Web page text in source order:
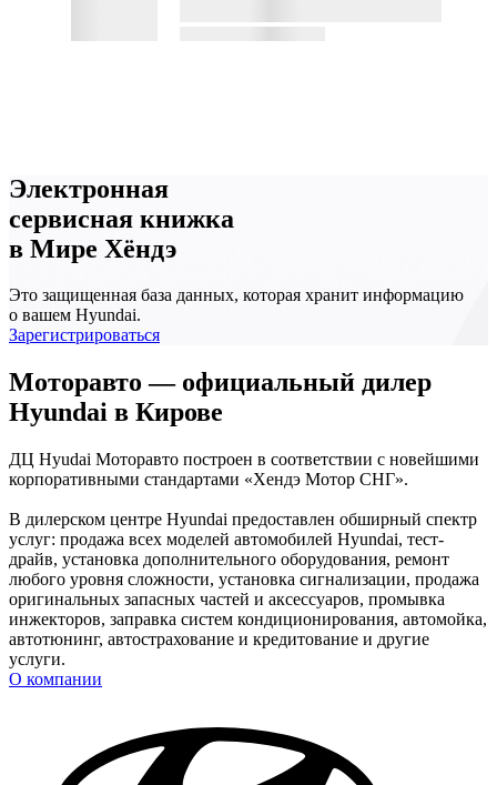
Электронная
сервисная книжка
в Мире Хёндэ
Это защищенная база данных, которая хранит информацию
о вашем Hyundai.
Зарегистрироваться
Моторавто — официальный дилер
Hyundai в Кирове
ДЦ Hyudai Моторавто построен в соответствии с новейшими
корпоративными стандартами «Хендэ Мотор СНГ».
В дилерском центре Hyundai предоставлен обширный спектр
услуг: продажа всех моделей автомобилей Hyundai, тест-
драйв, установка дополнительного оборудования, ремонт
любого уровня сложности, установка сигнализации, продажа
оригинальных запасных частей и аксессуаров, промывка
инжекторов, заправка систем кондиционирования, автомойка,
автотюнинг, автострахование и кредитование и другие
услуги.
О компании